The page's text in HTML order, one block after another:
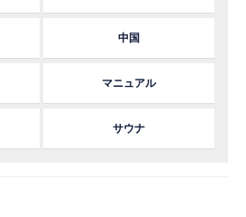
中国
マニュアル
サウナ